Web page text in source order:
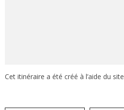
Cet itinéraire a été créé à l’aide du site